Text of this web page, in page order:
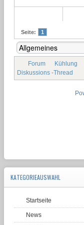
Seite: 1
Forum Kühlung
Diskussions -Thread
KATEGORIEAUSWAHL
Startseite
News